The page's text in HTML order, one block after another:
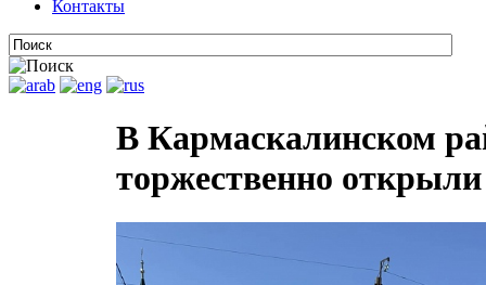
Контакты
В Кармаскалинском
торжественно